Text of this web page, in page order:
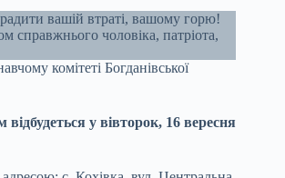
вашій втраті, вашому горю!
справжнього чоловіка, патріота,
комітеті Богданівської
у вівторок, 16 вересня